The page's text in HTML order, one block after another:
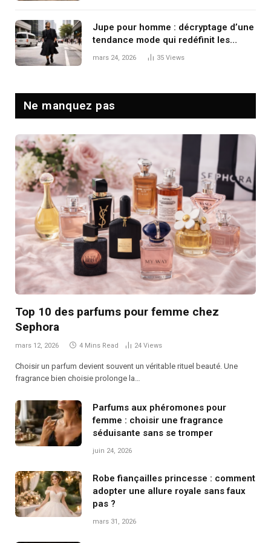
Jupe pour homme : décryptage d’une
tendance mode qui redéfinit les
codes masculins
mars 24, 2026 35 Views
Ne manquez pas
Top 10 des parfums pour femme chez
Sephora
mars 12, 2026 4 Mins Read 24 Views
Choisir un parfum devient souvent un véritable rituel beauté. Une
fragrance bien choisie prolonge la…
Parfums aux phéromones pour
femme : choisir une fragrance
séduisante sans se tromper
juin 24, 2026
Robe fiançailles princesse : comment
adopter une allure royale sans faux
pas ?
mars 31, 2026